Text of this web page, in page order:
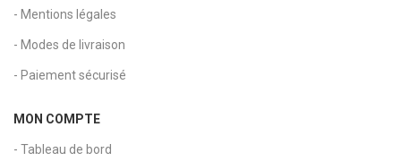
- Mentions légales
- Modes de livraison
- Paiement sécurisé
MON COMPTE
- Tableau de bord